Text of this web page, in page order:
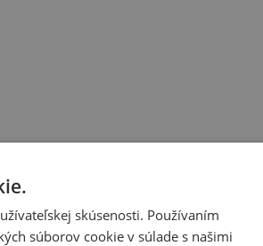
skúsenosti. Používaním
súborov cookie v súlade s našimi